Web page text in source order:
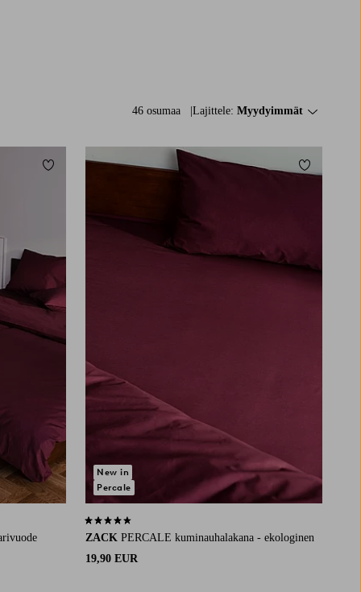
46 osumaa Lajittele: Myydyimmät
Lisää suosikkeihin
ZACK PERCALE kuminauhalakana - ekologinen
19,90 EUR
4,4 perustuen 425 arvosanaan
New in
Percale
Lisää